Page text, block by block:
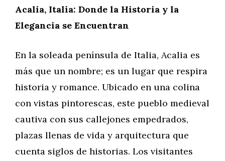
Acalia, Italia: Donde la Historia y la
Elegancia se Encuentran
En la soleada península de Italia, Acalia es
más que un nombre; es un lugar que respira
historia y romance. Ubicado en una colina
con vistas pintorescas, este pueblo medieval
cautiva con sus callejones empedrados,
plazas llenas de vida y arquitectura que
cuenta siglos de historias. Los visitantes